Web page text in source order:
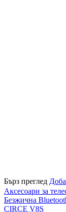
Бърз преглед
Аксесоари за
Безжична
CIRCE V8S